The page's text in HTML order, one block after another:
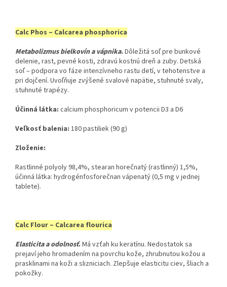
Calc Phos – Calcarea phosphorica
Metabolizmus bielkovín a vápnika. Dôležitá soľ pre bunkové
delenie, rast, pevné kosti, zdravú kostnú dreň a zuby. Detská
soľ – podpora vo fáze intenzívneho rastu detí, v tehotenstve a
pri dojčení. Uvoľňuje zvýšené svalové napätie, stuhnuté svaly,
stuhnuté trapézy.
Účinná látka: ​ calcium phosphoricum v potencii D3 a D6
Veľkosť balenia: ​ 180 pastiliek (90 g)
Zloženie:
Rastlinné polyoly 98,4%, stearan horečnatý (rastlinný) 1,5%,
účinná látka: hydrogénfosforečnan vápenatý (0,5 mg v jednej
tablete).
Calc Flour – Calcarea flourica
Elasticita a odolnosť. Má vzťah ku keratínu. Nedostatok sa
prejaví jeho hromadením na povrchu kože, zhrubnutou kožou a
prasklinami na koži a slizniciach. Zlepšuje elasticitu ciev, šliach a
pokožky.